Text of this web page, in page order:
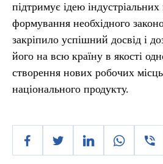
підтримує ідею індустріальних
формування необхідного
закріпило успішний досвід і
його на всю країну в якості
створення нових робочих місць
національного продукту.